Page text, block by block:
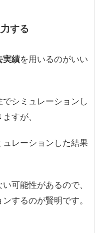
する
実績を用いるのがいい
シミュレーションし
すが、
ュレーションした結果
可能性があるので、
するのが賢明です。